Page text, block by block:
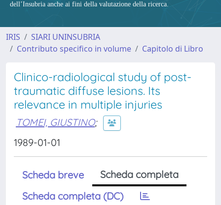
dell’Insubria anche ai fini della valutazione della ricerca.
IRIS
SIARI UNINSUBRIA
Contributo specifico in volume
Capitolo di Libro
Clinico-radiological study of post-
traumatic diffuse lesions. Its
relevance in multiple injuries
TOMEI, GIUSTINO;
1989-01-01
Scheda breve
Scheda completa
Scheda completa (DC)